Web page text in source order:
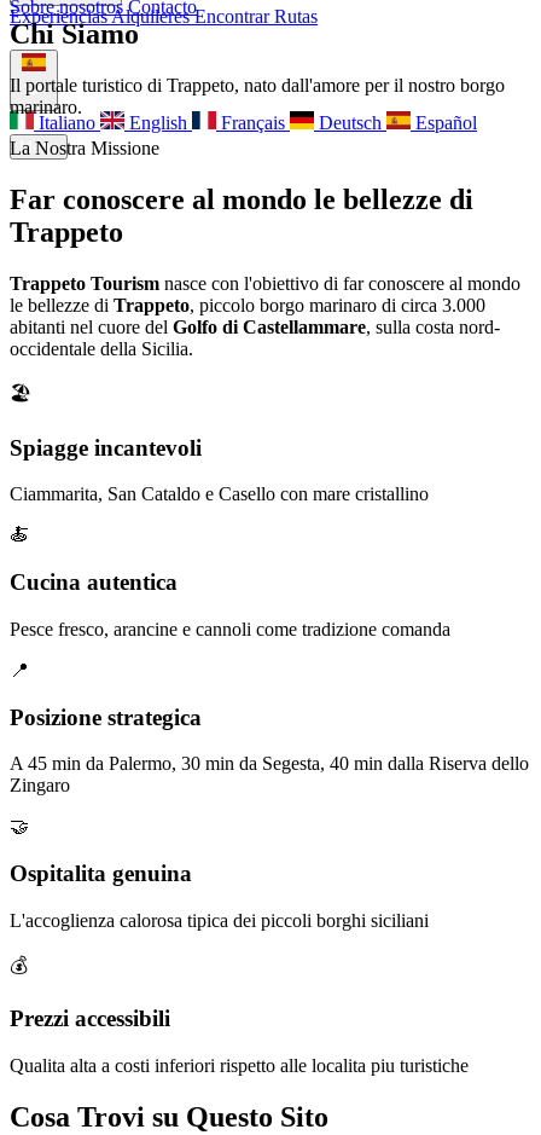
ExperienciasAlquileresEncontrar Rutas
Sobre nosotrosContacto
Italiano English Français Deutsch Español
Menu
Sobre nosotros Contacto
Chi Siamo
Il portale turistico di Trappeto, nato dall'amore per il nostro borgo
marinaro.
La Nostra Missione
Far conoscere al mondo le bellezze di
Trappeto
Trappeto Tourism nasce con l'obiettivo di far conoscere al mondo
le bellezze di Trappeto, piccolo borgo marinaro di circa 3.000
abitanti nel cuore del Golfo di Castellammare, sulla costa nord-
occidentale della Sicilia.
🏖️
Spiagge incantevoli
Ciammarita, San Cataldo e Casello con mare cristallino
🍝
Cucina autentica
Pesce fresco, arancine e cannoli come tradizione comanda
📍
Posizione strategica
A 45 min da Palermo, 30 min da Segesta, 40 min dalla Riserva dello
Zingaro
🤝
Ospitalita genuina
L'accoglienza calorosa tipica dei piccoli borghi siciliani
💰
Prezzi accessibili
Qualita alta a costi inferiori rispetto alle localita piu turistiche
Cosa Trovi su Questo Sito